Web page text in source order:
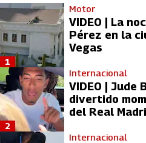
Motor
VIDEO | La
Pérez en la
Vegas
1
Internacional
VIDEO | Jude
divertido
del Real
2
Internacional